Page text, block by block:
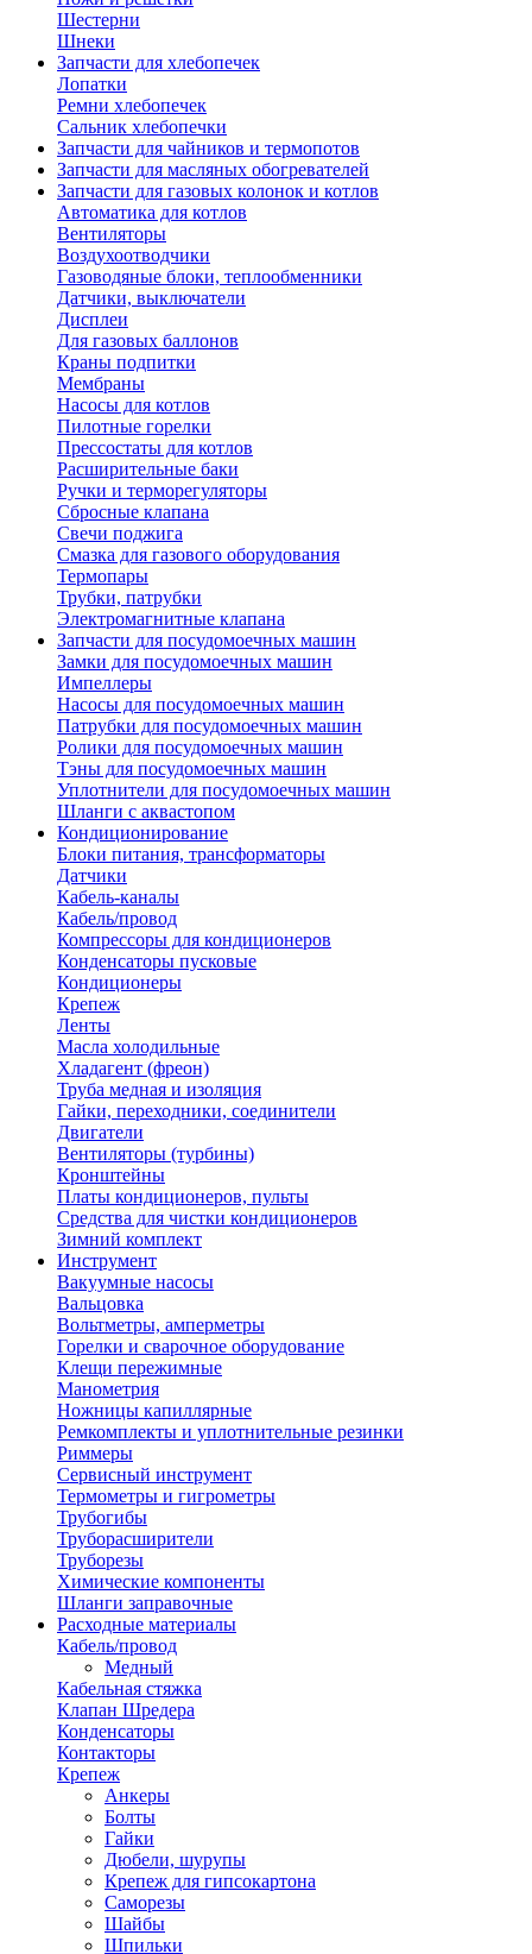
Шестерни
Шнеки
Запчасти для хлебопечек
Лопатки
Ремни хлебопечек
Сальник хлебопечки
Запчасти для чайников и термопотов
Запчасти для масляных обогревателей
Запчасти для газовых колонок и котлов
Автоматика для котлов
Вентиляторы
Воздухоотводчики
Газоводяные блоки, теплообменники
Датчики, выключатели
Дисплеи
Для газовых баллонов
Краны подпитки
Мембраны
Насосы для котлов
Пилотные горелки
Прессостаты для котлов
Расширительные баки
Ручки и терморегуляторы
Сбросные клапана
Свечи поджига
Смазка для газового оборудования
Термопары
Трубки, патрубки
Электромагнитные клапана
Запчасти для посудомоечных машин
Замки для посудомоечных машин
Импеллеры
Насосы для посудомоечных машин
Патрубки для посудомоечных машин
Ролики для посудомоечных машин
Тэны для посудомоечных машин
Уплотнители для посудомоечных машин
Шланги с аквастопом
Кондиционирование
Блоки питания, трансформаторы
Датчики
Кабель-каналы
Кабель/провод
Компрессоры для кондиционеров
Конденсаторы пусковые
Кондиционеры
Крепеж
Ленты
Масла холодильные
Хладагент (фреон)
Труба медная и изоляция
Гайки, переходники, соединители
Двигатели
Вентиляторы (турбины)
Кронштейны
Платы кондиционеров, пульты
Средства для чистки кондиционеров
Зимний комплект
Инструмент
Вакуумные насосы
Вальцовка
Вольтметры, амперметры
Горелки и сварочное оборудование
Клещи пережимные
Манометрия
Ножницы капиллярные
Ремкомплекты и уплотнительные резинки
Риммеры
Сервисный инструмент
Термометры и гигрометры
Трубогибы
Труборасширители
Труборезы
Химические компоненты
Шланги заправочные
Расходные материалы
Кабель/провод
Медный
Кабельная стяжка
Клапан Шредера
Конденсаторы
Контакторы
Крепеж
Анкеры
Болты
Гайки
Дюбели, шурупы
Крепеж для гипсокартона
Саморезы
Шайбы
Шпильки